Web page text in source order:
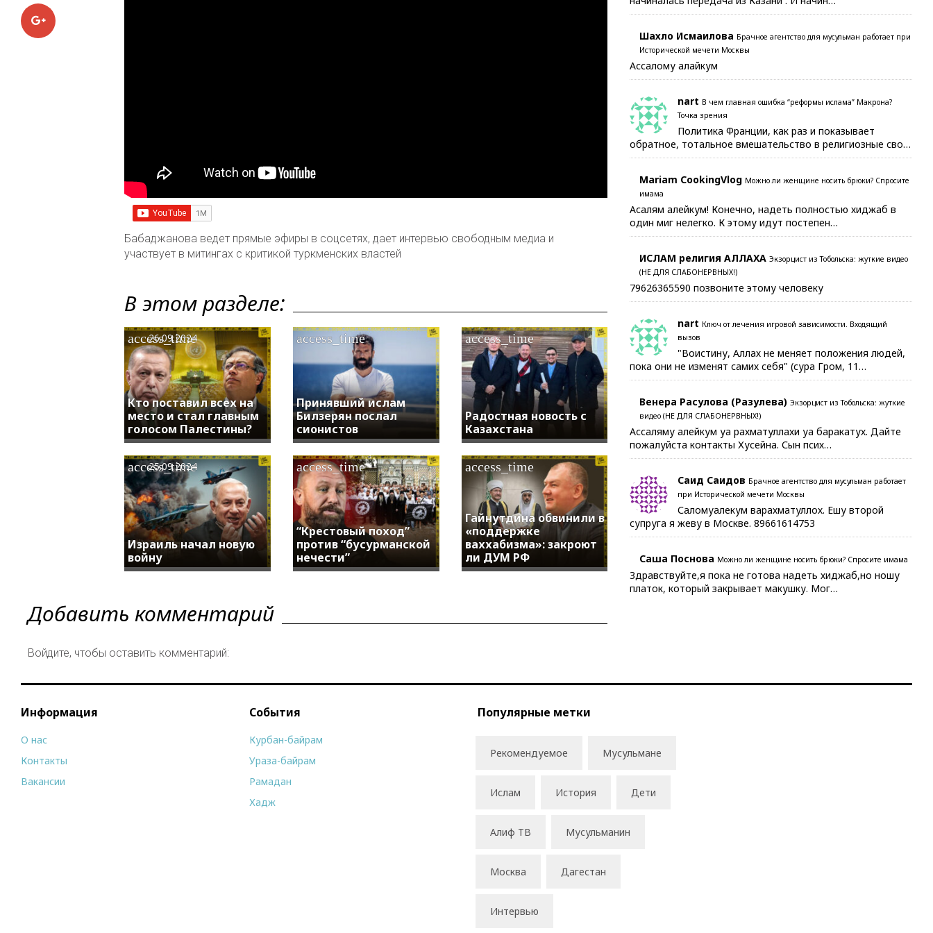
Google+
Бабаджанова ведет прямые эфиры в соцсетях, дает интервью свободным медиа и
участвует в митингах с критикой туркменских властей
В этом разделе:
Кто поставил всех на
место и стал главным
голосом Палестины?
access_time
26.09.2024
Принявший ислам
Билзерян послал
сионистов
access_time
Радостная новость с
Казахстана
access_time
Израиль начал новую
войну
access_time
25.09.2024
“Крестовый поход”
против “бусурманской
нечести”
access_time
Гайнутдина обвинили в
«поддержке
ваххабизма»: закроют
ли ДУМ РФ
access_time
Добавить комментарий
Войдите, чтобы оставить комментарий:
Шахло Исмаилова Брачное агентство для мусульман работает при
Исторической мечети Москвы
Ассалому алайкум
nart В чем главная ошибка “реформы ислама” Макрона?
Точка зрения
Политика Франции, как раз и показывает
обратное, тотальное вмешательство в религиозные сво…
Mariam CookingVlog Можно ли женщине носить брюки? Спросите
имама
Асалям алейкум! Конечно, надеть полностью хиджаб в
один миг нелегко. К этому идут постепен…
ИСЛАМ религия АЛЛАХА Экзорцист из Тобольска: жуткие видео
(НЕ ДЛЯ СЛАБОНЕРВНЫХ!)
79626365590 позвоните этому человеку
nart Ключ от лечения игровой зависимости. Входящий
вызов
"Воистину, Аллах не меняет положения людей,
пока они не изменят самих себя" (сура Гром, 11…
Венера Расулова (Разулева) Экзорцист из Тобольска: жуткие
видео (НЕ ДЛЯ СЛАБОНЕРВНЫХ!)
Ассаляму алейкум уа рахматуллахи уа баракатух. Дайте
пожалуйста контакты Хусейна. Сын псих…
Саид Саидов Брачное агентство для мусульман работает
при Исторической мечети Москвы
Саломуалекум варахматуллох. Ешу второй
супруга я жеву в Москве. 89661614753
Саша Поснова Можно ли женщине носить брюки? Спросите имама
Здравствуйте,я пока не готова надеть хиджаб,но ношу
платок, который закрывает макушку. Мог…
Информация
О нас
Контакты
Вакансии
События
Курбан-байрам
Ураза-байрам
Рамадан
Хадж
Популярные метки
Рекомендуемое Мусульмане
Ислам История Дети
Алиф ТВ Мусульманин
Москва Дагестан
Интервью